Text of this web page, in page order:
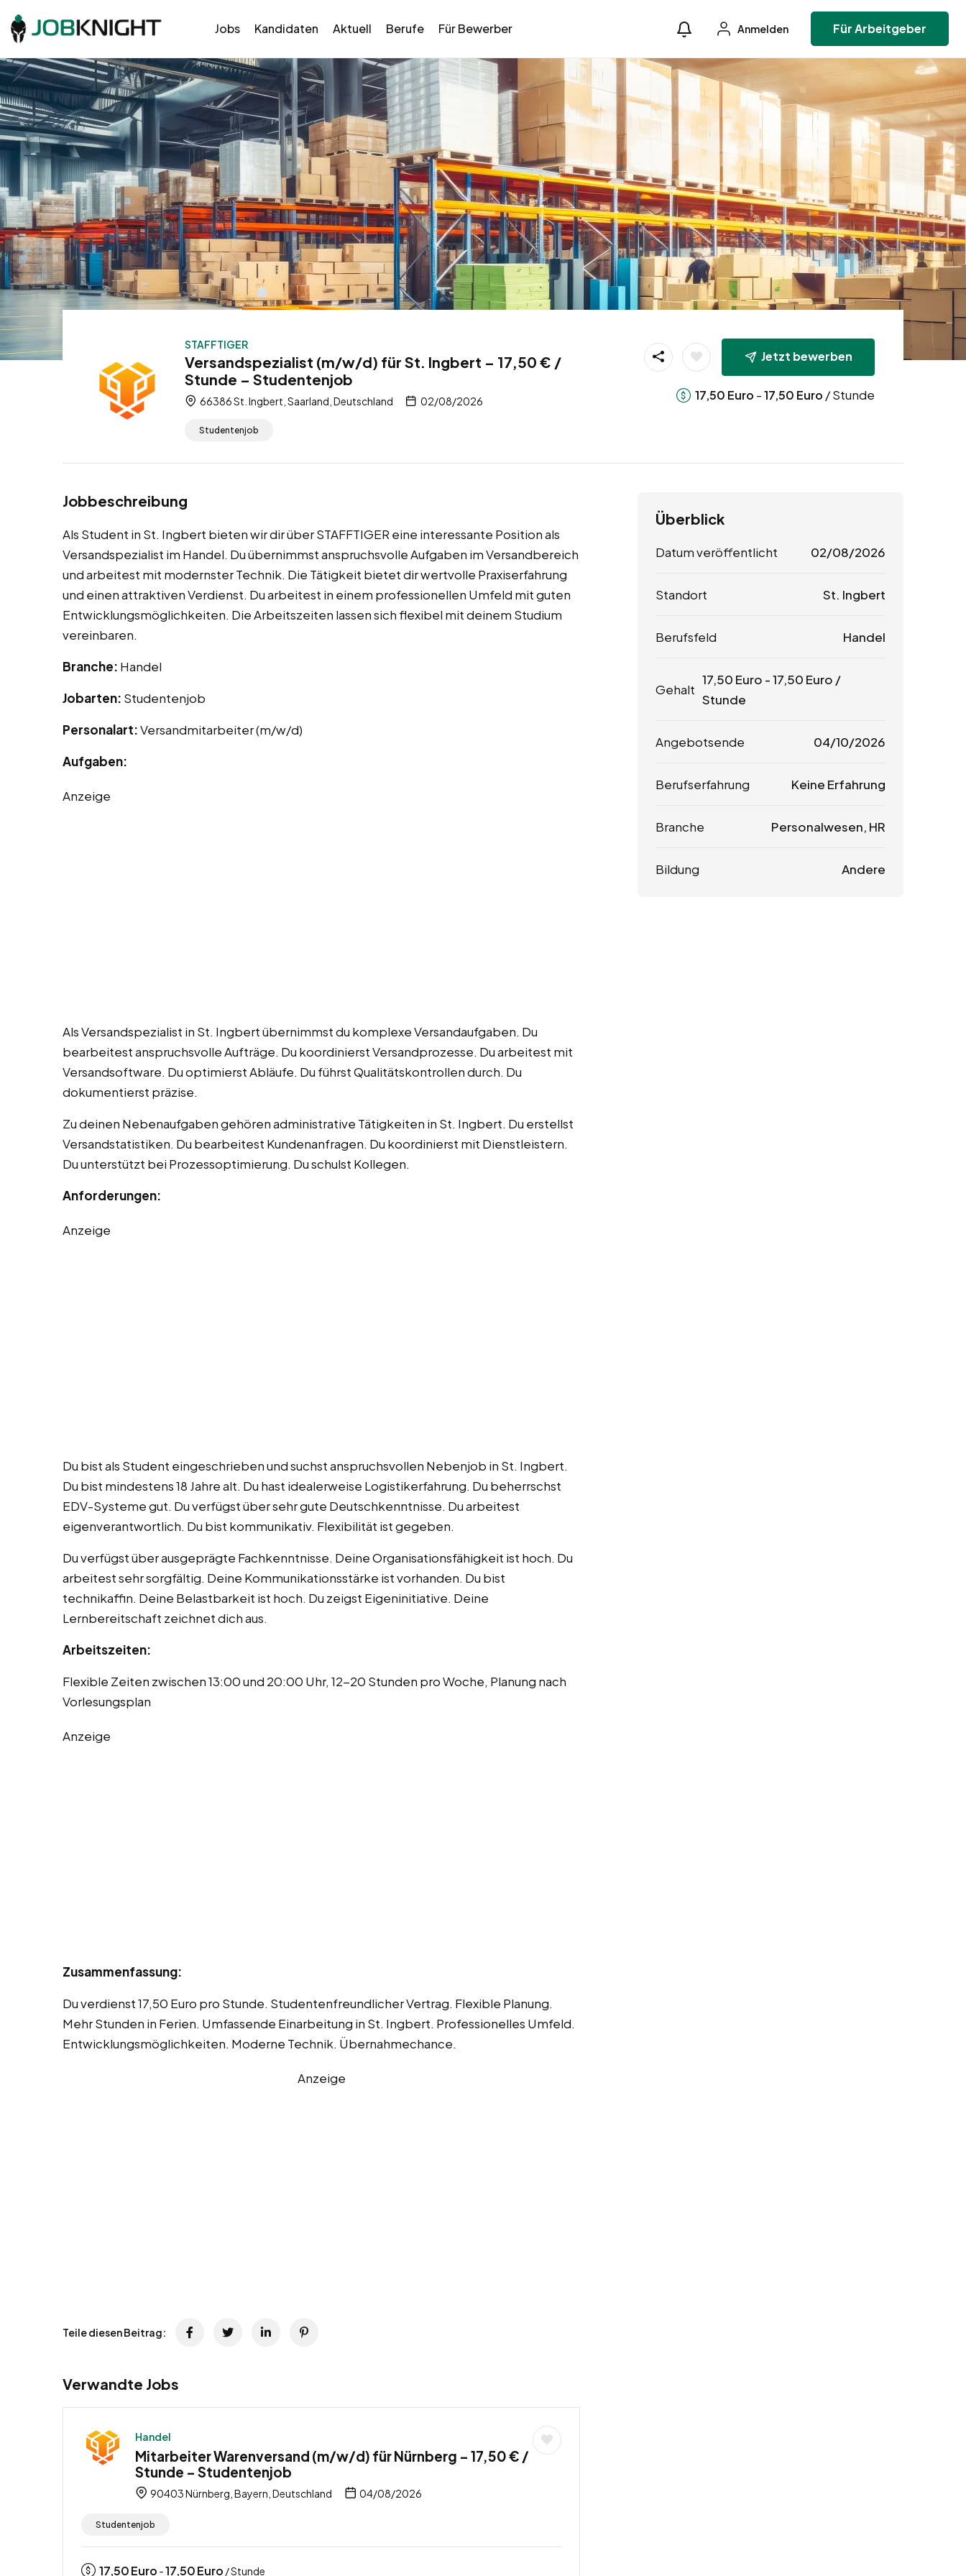
Jobs Kandidaten Aktuell Berufe Für Bewerber Anmelden Für Arbeitgeber
STAFFTIGER
Versandspezialist (m/w/d) für St. Ingbert – 17,50 € /
Stunde – Studentenjob
66386 St. Ingbert, Saarland, Deutschland 02/08/2026
Studentenjob
Jetzt bewerben
17,50 Euro -17,50 Euro / Stunde
Jobbeschreibung
Als Student in St. Ingbert bieten wir dir über STAFFTIGER eine interessante Position als
Versandspezialist im Handel. Du übernimmst anspruchsvolle Aufgaben im Versandbereich
und arbeitest mit modernster Technik. Die Tätigkeit bietet dir wertvolle Praxiserfahrung
und einen attraktiven Verdienst. Du arbeitest in einem professionellen Umfeld mit guten
Entwicklungsmöglichkeiten. Die Arbeitszeiten lassen sich flexibel mit deinem Studium
vereinbaren.
Branche: Handel
Jobarten: Studentenjob
Personalart:Versandmitarbeiter (m/w/d)
Aufgaben:
Anzeige
Als Versandspezialist in St. Ingbert übernimmst du komplexe Versandaufgaben. Du
bearbeitest anspruchsvolle Aufträge. Du koordinierst Versandprozesse. Du arbeitest mit
Versandsoftware. Du optimierst Abläufe. Du führst Qualitätskontrollen durch. Du
dokumentierst präzise.
Zu deinen Nebenaufgaben gehören administrative Tätigkeiten in St. Ingbert. Du erstellst
Versandstatistiken. Du bearbeitest Kundenanfragen. Du koordinierst mit Dienstleistern.
Du unterstützt bei Prozessoptimierung. Du schulst Kollegen.
Anforderungen:
Anzeige
Du bist als Student eingeschrieben und suchst anspruchsvollen Nebenjob in St. Ingbert.
Du bist mindestens 18 Jahre alt. Du hast idealerweise Logistikerfahrung. Du beherrschst
EDV-Systeme gut. Du verfügst über sehr gute Deutschkenntnisse. Du arbeitest
eigenverantwortlich. Du bist kommunikativ. Flexibilität ist gegeben.
Du verfügst über ausgeprägte Fachkenntnisse. Deine Organisationsfähigkeit ist hoch. Du
arbeitest sehr sorgfältig. Deine Kommunikationsstärke ist vorhanden. Du bist
technikaffin. Deine Belastbarkeit ist hoch. Du zeigst Eigeninitiative. Deine
Lernbereitschaft zeichnet dich aus.
Arbeitszeiten:
Flexible Zeiten zwischen 13:00 und 20:00 Uhr, 12-20 Stunden pro Woche, Planung nach
Vorlesungsplan
Anzeige
Zusammenfassung:
Du verdienst 17,50 Euro pro Stunde. Studentenfreundlicher Vertrag. Flexible Planung.
Mehr Stunden in Ferien. Umfassende Einarbeitung in St. Ingbert. Professionelles Umfeld.
Entwicklungsmöglichkeiten. Moderne Technik. Übernahmechance.
Anzeige
Teile diesen Beitrag:
Verwandte Jobs
Handel
Mitarbeiter Warenversand (m/w/d) für Nürnberg – 17,50 € /
Stunde – Studentenjob
90403 Nürnberg, Bayern, Deutschland 04/08/2026
Studentenjob
17,50Euro -17,50Euro / Stunde
Überblick
Datum veröffentlicht 02/08/2026
Standort St. Ingbert
Berufsfeld Handel
Gehalt
17,50 Euro -17,50 Euro /
Stunde
Angebotsende 04/10/2026
Berufserfahrung Keine Erfahrung
Branche Personalwesen, HR
Bildung Andere